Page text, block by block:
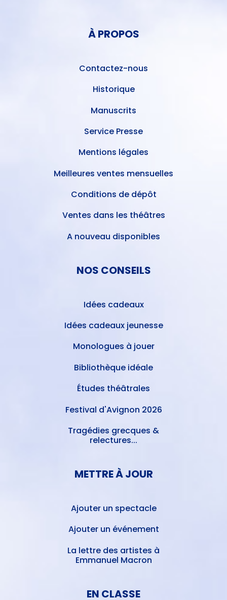
À PROPOS
Contactez-nous
Historique
Manuscrits
Service Presse
Mentions légales
Meilleures ventes mensuelles
Conditions de dépôt
Ventes dans les théâtres
A nouveau disponibles
NOS CONSEILS
Idées cadeaux
Idées cadeaux jeunesse
Monologues à jouer
Bibliothèque idéale
Études théâtrales
Festival d'Avignon 2026
Tragédies grecques &
relectures...
METTRE À JOUR
Ajouter un spectacle
Ajouter un événement
La lettre des artistes à
Emmanuel Macron
EN CLASSE